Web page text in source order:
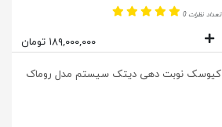
تعداد نظرات 0
۱۸۹,۰۰۰,۰۰۰ تومان
کیوسک نوبت دهی دیتک سیستم مدل روماک